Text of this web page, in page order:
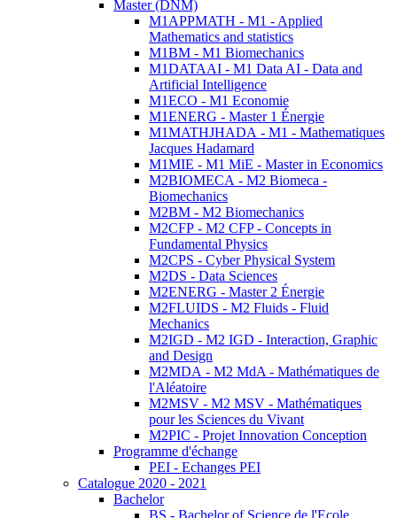
Master (DNM)
M1APPMATH - M1 - Applied
Mathematics and statistics
M1BM - M1 Biomechanics
M1DATAAI - M1 Data AI - Data and
Artificial Intelligence
M1ECO - M1 Economie
M1ENERG - Master 1 Énergie
M1MATHJHADA - M1 - Mathematiques
Jacques Hadamard
M1MIE - M1 MiE - Master in Economics
M2BIOMECA - M2 Biomeca -
Biomechanics
M2BM - M2 Biomechanics
M2CFP - M2 CFP - Concepts in
Fundamental Physics
M2CPS - Cyber Physical System
M2DS - Data Sciences
M2ENERG - Master 2 Énergie
M2FLUIDS - M2 Fluids - Fluid
Mechanics
M2IGD - M2 IGD - Interaction, Graphic
and Design
M2MDA - M2 MdA - Mathématiques de
l'Aléatoire
M2MSV - M2 MSV - Mathématiques
pour les Sciences du Vivant
M2PIC - Projet Innovation Conception
Programme d'échange
PEI - Echanges PEI
Catalogue 2020 - 2021
Bachelor
BS - Bachelor of Science de l'Ecole